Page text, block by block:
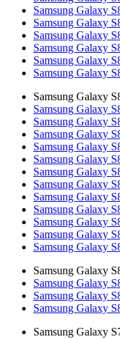
Samsung Galaxy
Samsung Galaxy
Samsung Galaxy
Samsung Galaxy
Samsung Galaxy
Samsung Galaxy
Samsung Galaxy
Samsung Galaxy
Samsung Galaxy
Samsung Galaxy
Samsung Galaxy
Samsung Galaxy
Samsung Galaxy
Samsung Galaxy
Samsung Galaxy
Samsung Galaxy
Samsung Galaxy
Samsung Galaxy
Samsung Galaxy
Samsung Galaxy
Samsung Galaxy
Samsung Galaxy
Samsung Galaxy
Samsung Galaxy